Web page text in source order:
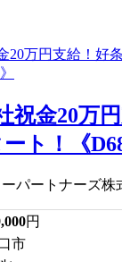
祝金20万
ト！《
パートナーズ株
円
市